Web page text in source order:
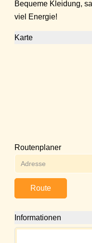
Bequeme Kleidung,
viel Energie!
Karte
Routenplaner
Route
Informationen